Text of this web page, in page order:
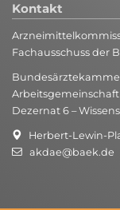
Kontakt
Fachausschuss der
Dezernat 6 –
Herbert-Lewin-
akdae@baek.de